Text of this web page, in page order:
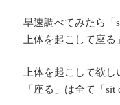
早速調べてみたら「
上体を起こして座る
上体を起こして欲
「座る」は全て「sit